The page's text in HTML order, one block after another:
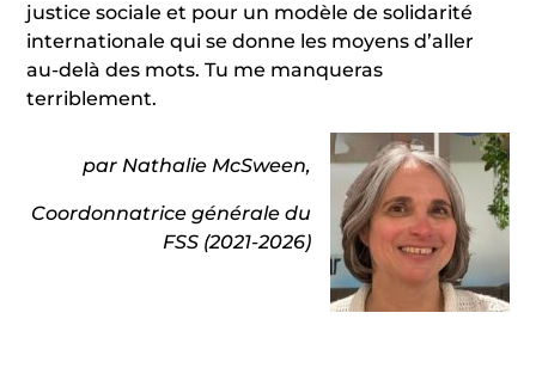
justice sociale et pour un modèle de solidarité
internationale qui se donne les moyens d’aller
au-delà des mots. Tu me manqueras
terriblement.
par Nathalie McSween,
Coordonnatrice générale du
FSS (2021-2026)